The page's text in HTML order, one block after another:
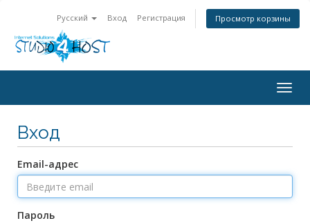
Русский Вход Регистрация Просмотр корзины
Вход
Email-адрес
Пароль